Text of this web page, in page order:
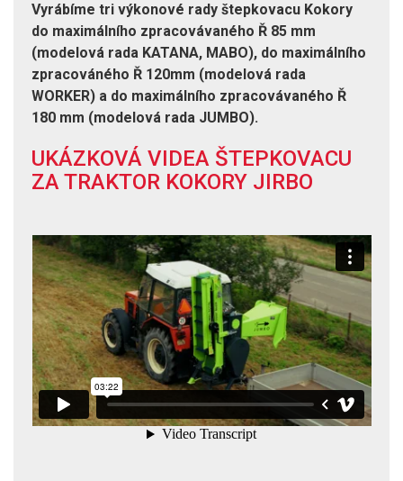
Vyrábíme tri výkonové rady štepkovacu Kokory
do maximálního zpracovávaného Ř 85 mm
(modelová rada KATANA, MABO), do maximálního
zpracováného Ř 120mm (modelová rada
WORKER) a do maximálního zpracovávaného Ř
180 mm (modelová rada JUMBO).
UKÁZKOVÁ VIDEA ŠTEPKOVACU
ZA TRAKTOR KOKORY JIRBO